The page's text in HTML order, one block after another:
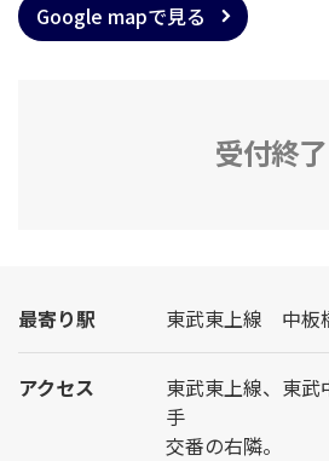
Google mapで見る
受付終了
最寄り駅 東武東上線 中板
アクセス
東武東上線、東
手
交番の右隣。